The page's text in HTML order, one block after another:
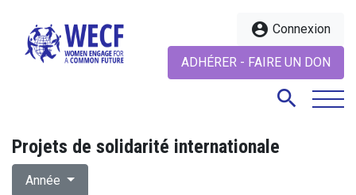
account_circle Connexion
ADHÉRER - FAIRE UN DON
search
Projets de solidarité internationale
Année